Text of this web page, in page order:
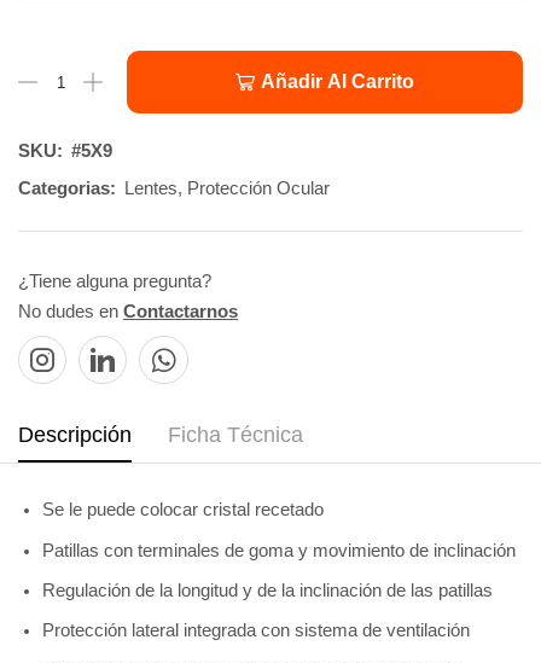
Añadir Al Carrito
SKU: #5X9
Categorias: Lentes, Protección Ocular
¿Tiene alguna pregunta?
No dudes en Contactarnos
Descripción Ficha Técnica
Se le puede colocar cristal recetado
Patillas con terminales de goma y movimiento de inclinación
Regulación de la longitud y de la inclinación de las patillas
Protección lateral integrada con sistema de ventilación